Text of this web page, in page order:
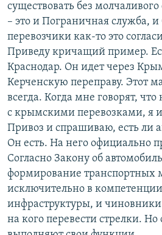
существовать без молчаливого
– это и Пограничная служба,
перевозчики как-то это
Приведу кричащий пример.
Краснодар. Он идет через
Керченскую переправу. Этот
всегда. Когда мне говорят,
с крымскими перевозками, я
Привоз и спрашиваю, есть ли
Он есть. На него официально
Согласно Закону об
формирование транспортных
исключительно в
инфраструктуры, и
на кого перевести стрелки. Но